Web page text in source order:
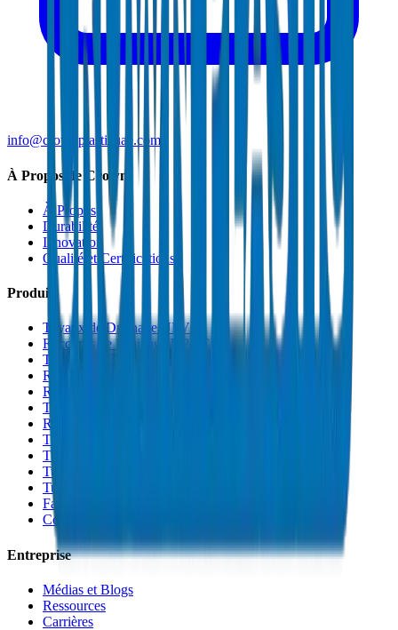
info@crownplasticuae.com
À Propos de Crown
À Propos
Durabilité
Innovation
Qualité et Certifications
Produits
Tuyaux de Drainage UPVC
Raccords de Drainage UPVC
Tuyaux PVC Haute Pression
Raccords PVC Haute Pression
Raccords PVC SCH 40
Tuyaux de Gaine PVC
Raccords de Gaine PVC
Tuyaux Conduit PVC
Tuyaux PP-R
Tuyaux HDPE
Tuyaux PEX
Fabrications et Accessoires
Colles et Solvants
Entreprise
Médias et Blogs
Ressources
Carrières